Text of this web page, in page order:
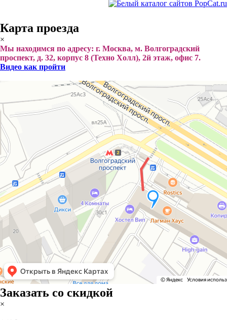
Карта проезда
×
Мы находимся по адресу: г. Москва, м. Волгоградский
проспект, д. 32, корпус 8 (Техно Холл), 2й этаж, офис 7.
Видео как пройти
Заказать со скидкой
×